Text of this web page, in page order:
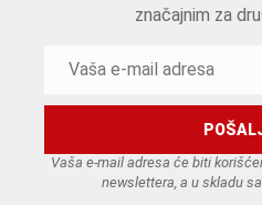
značajnim za
Vaša e-mail adresa će biti
newslettera, a u skladu sa